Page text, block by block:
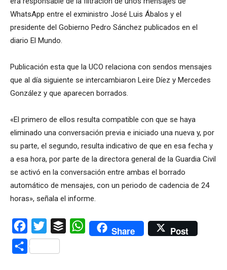
WhatsApp entre el exministro José Luis Ábalos y el
presidente del Gobierno Pedro Sánchez publicados en el
diario El Mundo.
Publicación esta que la UCO relaciona con sendos mensajes
que al día siguiente se intercambiaron Leire Díez y Mercedes
González y que aparecen borrados.
«El primero de ellos resulta compatible con que se haya
eliminado una conversación previa e iniciado una nueva y, por
su parte, el segundo, resulta indicativo de que en esa fecha y
a esa hora, por parte de la directora general de la Guardia Civil
se activó en la conversación entre ambas el borrado
automático de mensajes, con un periodo de cadencia de 24
horas», señala el informe.
Facebook
Twitter Buffer WhatsAppShare Post
Compartir